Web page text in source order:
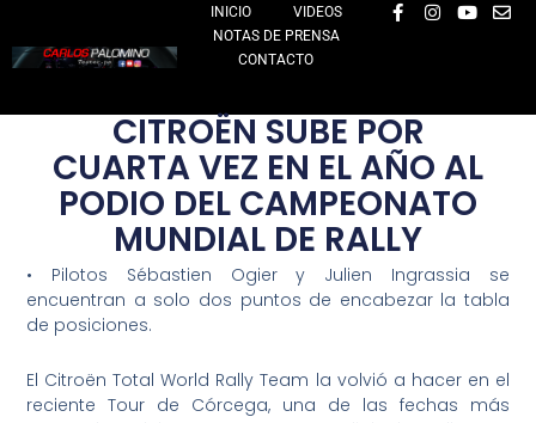
al
contenido
INICIO
VIDEOS
NOTAS DE PRENSA
CONTACTO
F
a
o
k
-
f
I
n
r
Y
o
e
E
n
p
CITROËN SUBE POR
CUARTA VEZ EN EL AÑO AL
PODIO DEL CAMPEONATO
MUNDIAL DE RALLY
• Pilotos Sébastien Ogier y Julien Ingrassia se
encuentran a solo dos puntos de encabezar la tabla
de posiciones.
El Citroën Total World Rally Team la volvió a hacer en el
reciente Tour de Córcega, una de las fechas más